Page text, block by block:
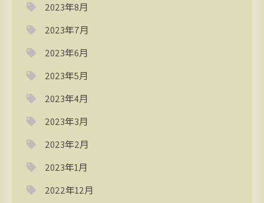
2023年8月
2023年7月
2023年6月
2023年5月
2023年4月
2023年3月
2023年2月
2023年1月
2022年12月